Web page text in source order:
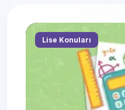
Lise Konuları